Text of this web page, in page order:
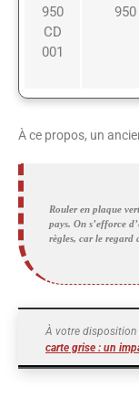
950
CD
001
950
À ce propos, un
Rouler en plaque
pays. On s’efforce
règles, car le regard
À votre disposition
carte grise : un